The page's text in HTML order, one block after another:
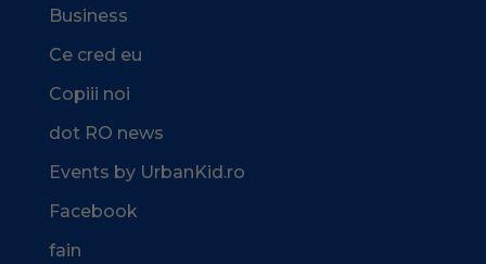
Business
Ce cred eu
Copiii noi
dot RO news
Events by UrbanKid.ro
Facebook
fain